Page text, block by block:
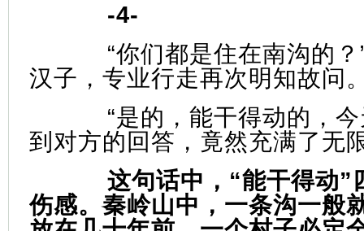
-4-
“你们都是住在南沟的
汉子，专业行走再次明知故问
“是的，能干得动的，
到对方的回答，竟然充满了无
这句话中，“能干得动”
伤感。秦岭山中，一条沟一般